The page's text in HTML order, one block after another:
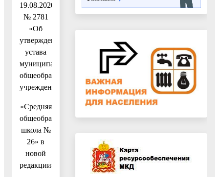
19.08.2020
№ 2781
«Об
утверждении
устава
муниципального
общеобразовательного
учреждения
«Средняя
общеобразовательная
школа №
26» в
новой
редакции»